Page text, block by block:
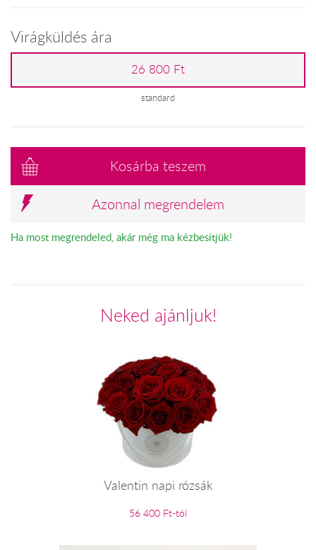
Virágküldés ára
26 800 Ft
standard
Kosárba teszem
Azonnal megrendelem
Ha most megrendeled, akár még ma kézbesítjük!
Neked ajánljuk!
Valentin napi rózsák
56 400 Ft-tól